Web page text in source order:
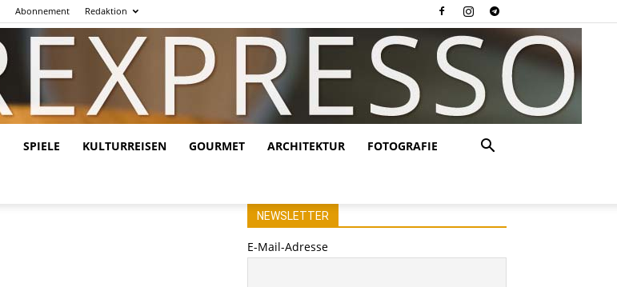
Abonnement Redaktion
SPIELE KULTURREISEN GOURMET ARCHITEKTUR FOTOGRAFIE
NEWSLETTER
E-Mail-Adresse